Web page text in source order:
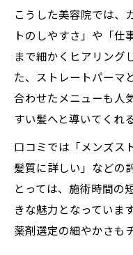
こうした美容院では、
トのしやすさ」や「仕
まで細かくヒアリング
た、ストレートパーマ
合わせたメニューも人
すい髪へと導いてくれ
口コミでは「メンズス
髪質に詳しい」などの
とっては、施術時間の
きな魅力となっていま
薬剤選定の細やかさも